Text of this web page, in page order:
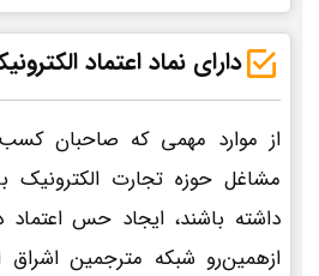
دارای نماد اعتماد
از موارد مهمی که صاحبان
مشاغل حوزه تجارت الکترونیک
داشته باشند، ایجاد حس
ازهمین‌رو شبکه مترجمین اشراق